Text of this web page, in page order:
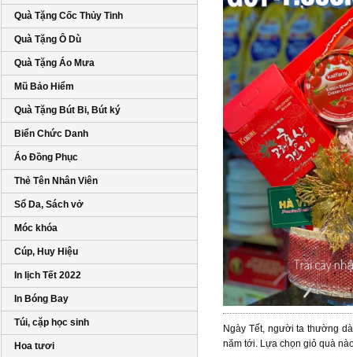
Quà Tặng Cốc Thủy Tinh
Quà Tặng Ô Dù
Quà Tặng Áo Mưa
Mũ Bảo Hiểm
Quà Tặng Bút Bi, Bút ký
Biển Chức Danh
Áo Đồng Phục
Thẻ Tên Nhân Viên
Sổ Da, Sách vở
Móc khóa
Cúp, Huy Hiệu
In lịch Tết 2022
In Bóng Bay
Túi, cặp học sinh
Hoa tươi
Ngày Tết, người ta thường
năm tới. Lựa chọn giỏ quà